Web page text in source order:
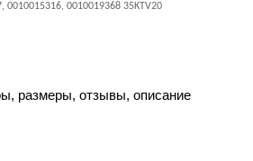
0010015316, 0010019368 35KTV20
размеры, отзывы, описание